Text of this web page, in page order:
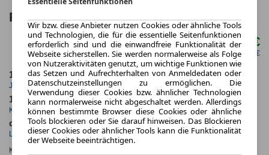
Porsche 911 Carrera 4S Coupe
ab mtl.2.457,00 €
netto mtl. 2.064,71 €
10.000,0 km
Jahrliche Fahrleistung
48 Monate
Laufzeit
10 km
Kilometerstand
1.3
Leasingfaktor
ca. 290 kW (394 PS)
Leistung
Benzin
Kraftstoff
Kraftstoffverbr.¹:
Wir bzw. diese Anbieter nutzen Cookies oder ähnliche Tools
und Technologien, die für die essentielle Seitenfunktionen
erforderlich sind und die einwandfreie Funktionalität der
Webseite sicherstellen. Sie werden normalerweise als Folge
von Nutzeraktivitäten genutzt, um wichtige Funktionen wie
das Setzen und Aufrechterhalten von Anmeldedaten oder
Datenschutzeinstellungen zu ermöglichen. Die
Verwendung dieser Cookies bzw. ähnlicher Technologien
kann normalerweise nicht abgeschaltet werden. Allerdings
können bestimmte Browser diese Cookies oder ähnliche
Tools blockieren oder Sie darauf hinweisen. Das Blockieren
dieser Cookies oder ähnlicher Tools kann die Funktionalität
der Webseite beeinträchtigen.